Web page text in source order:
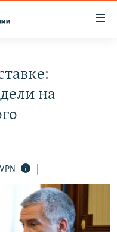
СОПРОТИВЛЕНИЯ
на